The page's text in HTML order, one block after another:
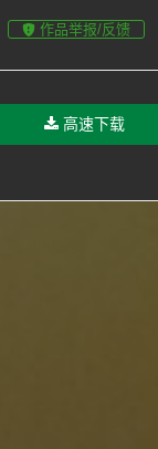
作品举报/反馈
高速下载